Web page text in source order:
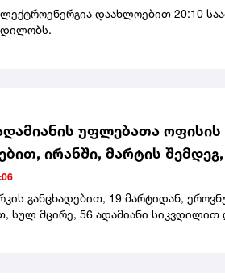
დაახლოებით 20:10
უფლებათა
ირანში, მარტის
განცხადებით, 19 მარტიდან,
სულ მცირე, 56 ადამიანი სიკვდილით